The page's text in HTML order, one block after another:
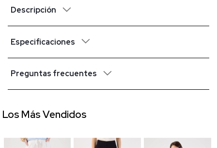
Descripción
Especificaciones
Preguntas frecuentes
Los Más Vendidos